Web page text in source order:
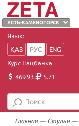
Язык:
ҚАЗ
РУС
ENG
Курс Нацбанка
469.93
5.71
Главная— Стулья—